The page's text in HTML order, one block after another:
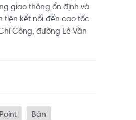
giao thông ổn định và
tiện kết nối đến cao tốc
Công, đường Lê Văn
Bán